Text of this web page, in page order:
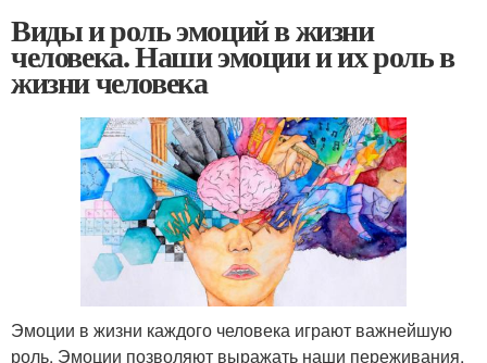
Виды и роль эмоций в жизни
человека. Наши эмоции и их роль в
жизни человека
Эмоции в жизни каждого человека играют важнейшую
роль. Эмоции позволяют выражать наши переживания,